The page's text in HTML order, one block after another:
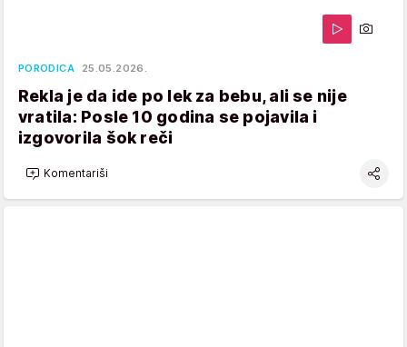
PORODICA 25.05.2026.
Rekla je da ide po lek za bebu, ali se nije
vratila: Posle 10 godina se pojavila i
izgovorila šok reči
Komentariši